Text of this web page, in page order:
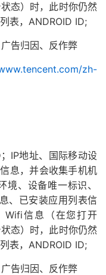
态）时，此时你仍然
表，ANDROID ID;
告归因、反作弊
zh-
IP地址、国际移动设
息，并会收集手机机
境、设备唯一标识、
、已安装应用列表信
Wifi信息（在您打开
态）时，此时你仍然
表，ANDROID ID;
告归因、反作弊